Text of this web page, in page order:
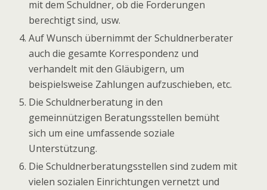
mit dem Schuldner, ob die Forderungen
berechtigt sind, usw.
Auf Wunsch übernimmt der Schuldnerberater
auch die gesamte Korrespondenz und
verhandelt mit den Gläubigern, um
beispielsweise Zahlungen aufzuschieben, etc.
Die Schuldnerberatung in den
gemeinnützigen Beratungsstellen bemüht
sich um eine umfassende soziale
Unterstützung.
Die Schuldnerberatungsstellen sind zudem mit
vielen sozialen Einrichtungen vernetzt und